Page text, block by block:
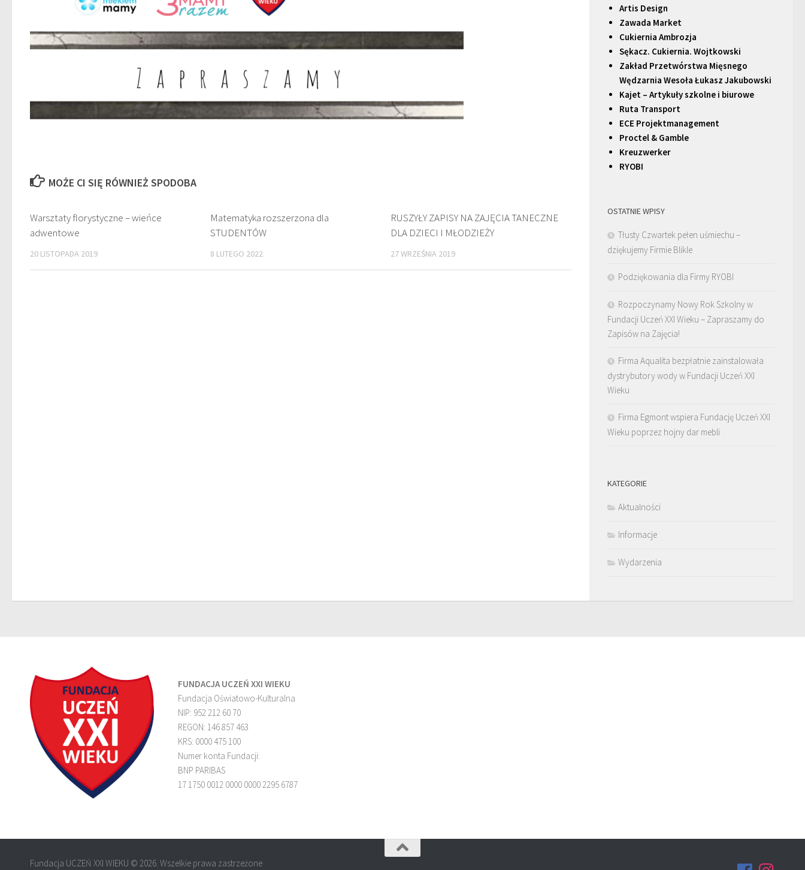
MOŻE CI SIĘ RÓWNIEŻ SPODOBA
Warsztaty florystyczne – wieńce
adwentowe
20 LISTOPADA 2019
Matematyka rozszerzona dla
STUDENTÓW
8 LUTEGO 2022
RUSZYŁY ZAPISY NA ZAJĘCIA TANECZNE
DLA DZIECI I MŁODZIEŻY
27 WRZEŚNIA 2019
Artis Design
Zawada Market
Cukiernia Ambrozja
Sękacz. Cukiernia. Wojtkowski
Zakład Przetwórstwa Mięsnego
Wędzarnia Wesoła Łukasz Jakubowski
Kajet – Artykuły szkolne i biurowe
Ruta Transport
ECE Projektmanagement
Proctel & Gamble
Kreuzwerker
RYOBI
OSTATNIE WPISY
Tłusty Czwartek pełen uśmiechu –
dziękujemy Firmie Blikle
Podziękowania dla Firmy RYOBI
Rozpoczynamy Nowy Rok Szkolny w
Fundacji Uczeń XXI Wieku – Zapraszamy do
Zapisów na Zajęcia!
Firma Aqualita bezpłatnie zainstalowała
dystrybutory wody w Fundacji Uczeń XXI
Wieku
Firma Egmont wspiera Fundację Uczeń XXI
Wieku poprzez hojny dar mebli
KATEGORIE
Aktualności
Informacje
Wydarzenia
FUNDACJA UCZEŃ XXI WIEKU
Fundacja Oświatowo-Kulturalna
NIP: 952 212 60 70
REGON: 146 857 463
KRS: 0000 475 100
Numer konta Fundacji:
BNP PARIBAS
17 1750 0012 0000 0000 2295 6787
Fundacja UCZEŃ XXI WIEKU © 2026. Wszelkie prawa zastrzeżone